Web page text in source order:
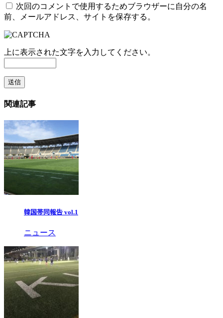
次回のコメントで使用するためブラウザーに自分の名
前、メールアドレス、サイトを保存する。
上に表示された文字を入力してください。
関連記事
韓国帯同報告 vol.1
ニュース